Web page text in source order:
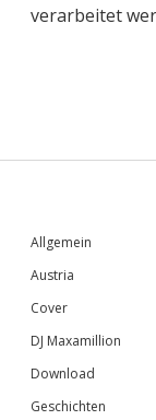
verarbeitet
Sidebar
Allgemein
Austria
Cover
DJ Maxamillion
Download
Geschichten